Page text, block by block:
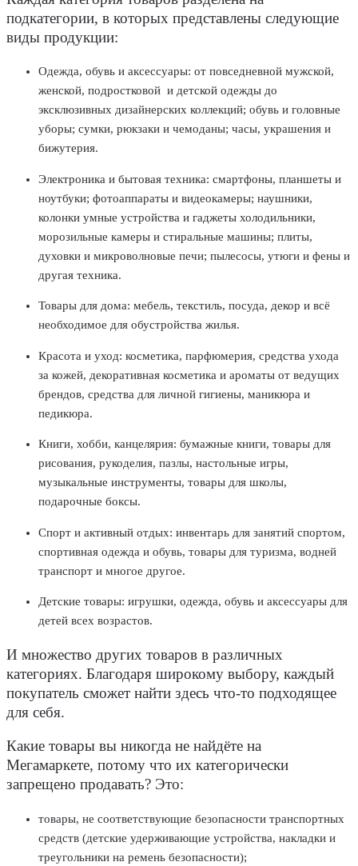
подкатегории, в которых представлены следующие
виды продукции:
Одежда, обувь и аксессуары: от повседневной мужской,
женской, подростковой и детской одежды до
эксклюзивных дизайнерских коллекций; обувь и головные
уборы; сумки, рюкзаки и чемоданы; часы, украшения и
бижутерия.
Электроника и бытовая техника: смартфоны, планшеты и
ноутбуки; фотоаппараты и видеокамеры; наушники,
колонки умные устройства и гаджеты холодильники,
морозильные камеры и стиральные машины; плиты,
духовки и микроволновые печи; пылесосы, утюги и фены и
другая техника.
Товары для дома: мебель, текстиль, посуда, декор и всё
необходимое для обустройства жилья.
Красота и уход: косметика, парфюмерия, средства ухода
за кожей, декоративная косметика и ароматы от ведущих
брендов, средства для личной гигиены, маникюра и
педикюра.
Книги, хобби, канцелярия: бумажные книги, товары для
рисования, рукоделия, пазлы, настольные игры,
музыкальные инструменты, товары для школы,
подарочные боксы.
Спорт и активный отдых: инвентарь для занятий спортом,
спортивная одежда и обувь, товары для туризма, водней
транспорт и многое другое.
Детские товары: игрушки, одежда, обувь и аксессуары для
детей всех возрастов.
И множество других товаров в различных
категориях. Благодаря широкому выбору, каждый
покупатель сможет найти здесь что-то подходящее
для себя.
Какие товары вы никогда не найдёте на
Мегамаркете, потому что их категорически
запрещено продавать? Это:
товары, не соответствующие безопасности транспортных
средств (детские удерживающие устройства, накладки и
треугольники на ремень безопасности);